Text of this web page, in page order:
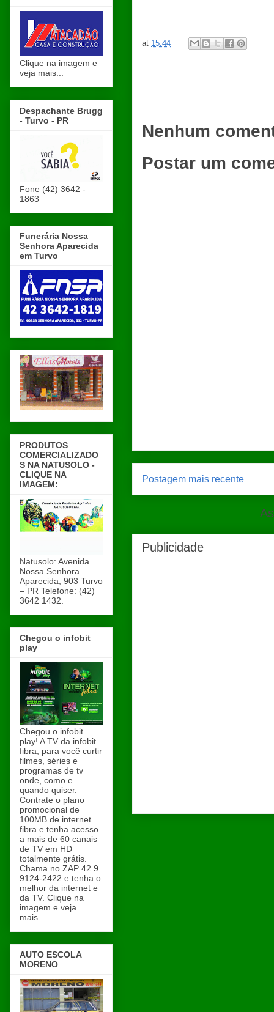
at 15:44
Nenhum
Postar um
Postagem mais recente
Publicidade
Clique na imagem e
veja mais...
Despachante Brugg
- Turvo - PR
Fone (42) 3642 -
1863
Funerária Nossa
Senhora Aparecida
em Turvo
PRODUTOS
COMERCIALIZADO
S NA NATUSOLO -
CLIQUE NA
IMAGEM:
Natusolo: Avenida
Nossa Senhora
Aparecida, 903 Turvo
– PR Telefone: (42)
3642 1432.
Chegou o infobit
play
Chegou o infobit
play! A TV da infobit
fibra, para você curtir
filmes, séries e
programas de tv
onde, como e
quando quiser.
Contrate o plano
promocional de
100MB de internet
fibra e tenha acesso
a mais de 60 canais
de TV em HD
totalmente grátis.
Chama no ZAP 42 9
9124-2422 e tenha o
melhor da internet e
da TV. Clique na
imagem e veja
mais...
AUTO ESCOLA
MORENO